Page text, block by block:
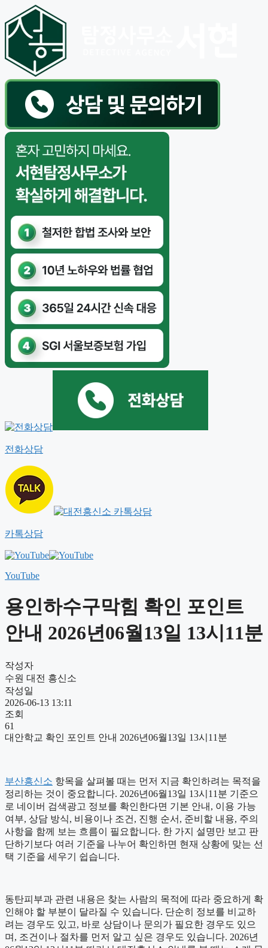
전화상담
카톡상담
YouTube
용인하수구막힘 확인 포인트
안내 2026년06월13일 13시11분
작성자
수원 대전 흥신소
작성일
2026-06-13 13:11
조회
61
대안학교 확인 포인트 안내 2026년06월13일 13시11분
부산흥신소 항목을 살펴볼 때는 먼저 지금 확인하려는 목적을
정리하는 것이 중요합니다. 2026년06월13일 13시11분 기준으
로 네이버 검색광고 정보를 확인한다면 기본 안내, 이용 가능
여부, 상담 방식, 비용이나 조건, 진행 순서, 준비할 내용, 주의
사항을 함께 보는 흐름이 필요합니다. 한 가지 설명만 보고 판
단하기보다 여러 기준을 나누어 확인하면 현재 상황에 맞는 선
택 기준을 세우기 쉽습니다.
동탄피부과 관련 내용은 찾는 사람의 목적에 따라 중요하게 확
인해야 할 부분이 달라질 수 있습니다. 단순히 정보를 비교하
려는 경우도 있고, 바로 상담이나 문의가 필요한 경우도 있으
며, 조건이나 절차를 먼저 알고 싶은 경우도 있습니다. 2026년